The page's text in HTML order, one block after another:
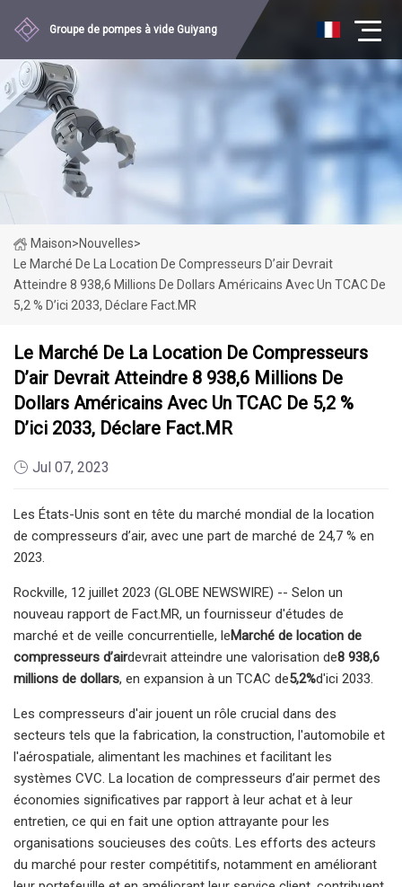
Groupe de pompes à vide Guiyang
Maison>Nouvelles>
Le Marché De La Location De Compresseurs D’air Devrait
Atteindre 8 938,6 Millions De Dollars Américains Avec Un TCAC De
5,2 % D’ici 2033, Déclare Fact.MR
Le Marché De La Location De Compresseurs
D’air Devrait Atteindre 8 938,6 Millions De
Dollars Américains Avec Un TCAC De 5,2 %
D’ici 2033, Déclare Fact.MR
Jul 07, 2023
Les États-Unis sont en tête du marché mondial de la location
de compresseurs d’air, avec une part de marché de 24,7 % en
2023.
Rockville, 12 juillet 2023 (GLOBE NEWSWIRE) -- Selon un
nouveau rapport de Fact.MR, un fournisseur d'études de
marché et de veille concurrentielle, leMarché de location de
compresseurs d’airdevrait atteindre une valorisation de8 938,6
millions de dollars, en expansion à un TCAC de5,2%d'ici 2033.
Les compresseurs d'air jouent un rôle crucial dans des
secteurs tels que la fabrication, la construction, l'automobile et
l'aérospatiale, alimentant les machines et facilitant les
systèmes CVC. La location de compresseurs d’air permet des
économies significatives par rapport à leur achat et à leur
entretien, ce qui en fait une option attrayante pour les
organisations soucieuses des coûts. Les efforts des acteurs
du marché pour rester compétitifs, notamment en améliorant